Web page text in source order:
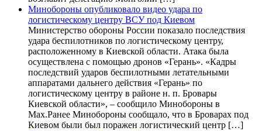
Минобороны опубликовало видео удара по
логистическому центру ВСУ под Киевом
Министерство обороны России показало последствия
удара беспилотников по логистическому центру,
расположенному в Киевской области. Атака была
осуществлена с помощью дронов «Герань». «Кадры
последствий ударов беспилотными летательными
аппаратами дальнего действия «Герань» по
логистическому центру в районе н. п. Бровары
Киевской области», – сообщило Минобороны в
Max.Ранее Минобороны сообщало, что в Броварах под
Киевом были был поражен логистический центр […]